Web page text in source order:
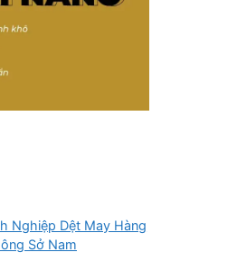
Nghiệp Dệt May Hàng
Sở Nam